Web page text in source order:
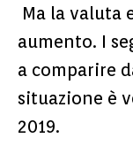
Ma la valuta
aumento. I
a comparire
situazione è
2019.